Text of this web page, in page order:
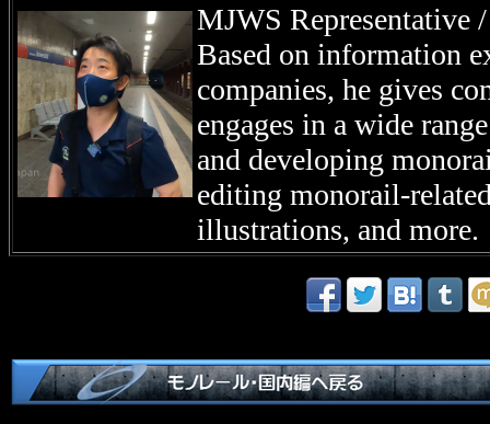
MJWS Representative
Based on information
companies, he gives
engages in a wide
and developing
editing monorail-
illustrations, and more.